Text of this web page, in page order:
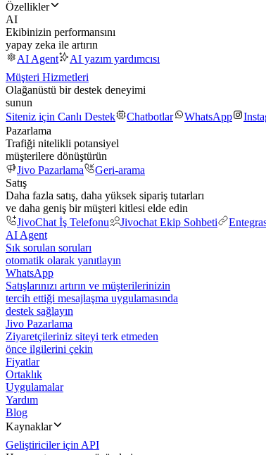
Özellikler
AI
Ekibinizin performansını
yapay zeka ile artırın
AI Agent
AI yazım yardımcısı
Müşteri Hizmetleri
Olağanüstü bir destek deneyimi
sunun
Siteniz için Canlı Destek
Chatbotlar WhatsApp
Pazarlama
Trafiği nitelikli potansiyel
müşterilere dönüştürün
Jivo Pazarlama
Geri-arama
Satış
Daha fazla satış, daha yüksek sipariş tutarları
ve daha geniş bir müşteri kitlesi elde edin
JivoChat İş Telefonu
Jivochat Ekip Sohbeti
AI Agent
Sık sorulan soruları
otomatik olarak yanıtlayın
WhatsApp
Satışlarınızı artırın ve müşterilerinizin
tercih ettiği mesajlaşma uygulamasında
destek sağlayın
Jivo Pazarlama
Ziyaretçileriniz siteyi terk etmeden
önce ilgilerini çekin
Fiyatlar
Ortaklık
Uygulamalar
Yardım
Blog
Kaynaklar
Geliştiriciler için API